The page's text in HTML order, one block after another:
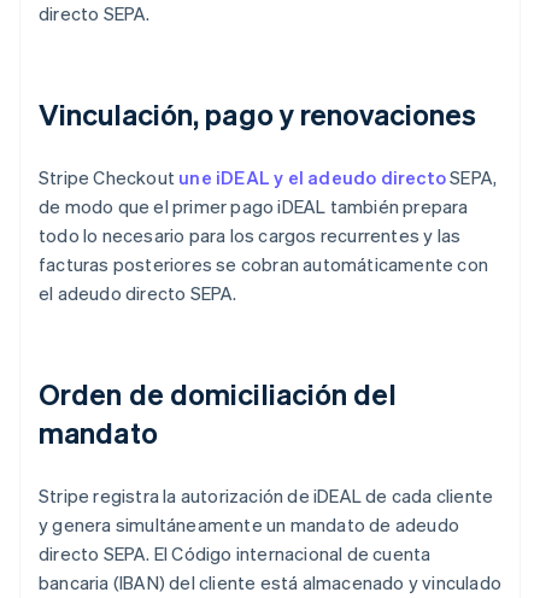
directo SEPA.
Vinculación, pago y renovaciones
Stripe Checkout une iDEAL y el adeudo directoSEPA,
de modo que el primer pago iDEAL también prepara
todo lo necesario para los cargos recurrentes y las
facturas posteriores se cobran automáticamente con
el adeudo directo SEPA.
Orden de domiciliación del
mandato
Stripe registra la autorización de iDEAL de cada cliente
y genera simultáneamente un mandato de adeudo
directo SEPA. El Código internacional de cuenta
bancaria (IBAN) del cliente está almacenado y vinculado